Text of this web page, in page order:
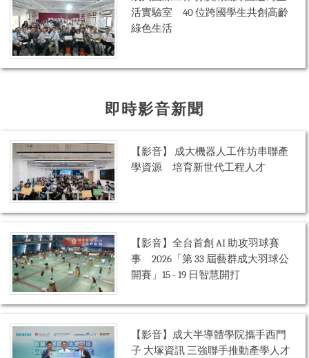
活實驗室 40 位跨國學生共創高齡
綠色生活
即時影音新聞
【影音】 成大機器人工作坊串聯產
學資源 培育新世代工程人才
【影音】全台首創 AI 助攻羽球賽
事 2026「第 33 屆藝群成大羽球公
開賽」15 - 19 日智慧開打
【影音】成大半導體學院攜手西門
子 大塚資訊 三強聯手推動產學人才